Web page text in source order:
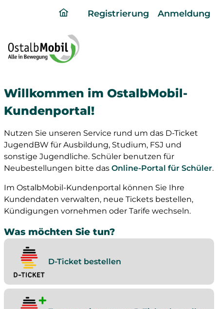
ding
page
Registrierung Anmeldung
Willkommen im OstalbMobil-
Kundenportal!
Nutzen Sie unseren Service rund um das D-Ticket
JugendBW für Ausbildung, Studium, FSJ und
sonstige Jugendliche. Schüler benutzen für
Neubestellungen bitte das Online-Portal für Schüler.
Im OstalbMobil-Kundenportal können Sie Ihre
Kundendaten verwalten, neue Tickets bestellen,
Kündigungen vornehmen oder Tarife wechseln.
Was möchten Sie tun?
D-Ticket bestellen